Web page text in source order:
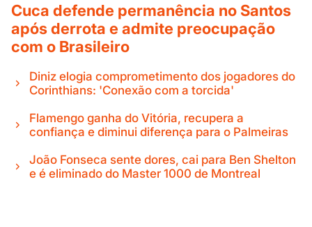
Cuca defende permanência no Santos
após derrota e admite preocupação
com o Brasileiro
Diniz elogia comprometimento dos jogadores do
Corinthians: 'Conexão com a torcida'
Flamengo ganha do Vitória, recupera a
confiança e diminui diferença para o Palmeiras
João Fonseca sente dores, cai para Ben Shelton
e é eliminado do Master 1000 de Montreal